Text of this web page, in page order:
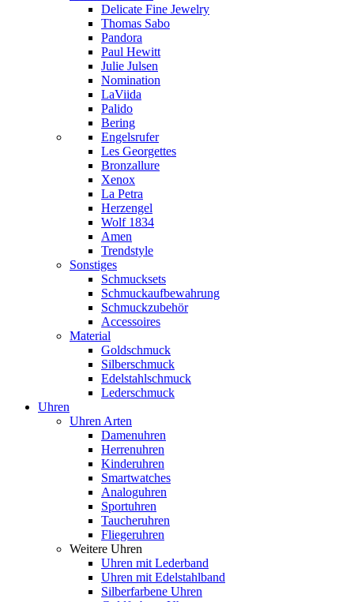
Delicate Fine Jewelry
Thomas Sabo
Pandora
Paul Hewitt
Julie Julsen
Nomination
LaViida
Palido
Bering
Engelsrufer
Les Georgettes
Bronzallure
Xenox
La Petra
Herzengel
Wolf 1834
Amen
Trendstyle
Sonstiges
Schmucksets
Schmuckaufbewahrung
Schmuckzubehör
Accessoires
Material
Goldschmuck
Silberschmuck
Edelstahlschmuck
Lederschmuck
Uhren
Uhren Arten
Damenuhren
Herrenuhren
Kinderuhren
Smartwatches
Analoguhren
Sportuhren
Taucheruhren
Fliegeruhren
Weitere Uhren
Uhren mit Lederband
Uhren mit Edelstahlband
Silberfarbene Uhren